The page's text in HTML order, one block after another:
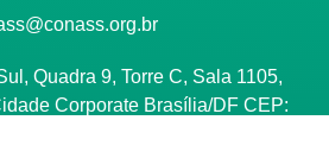
Quadra 9, Torre C, Sala 1105,
Corporate Brasília/DF CEP: